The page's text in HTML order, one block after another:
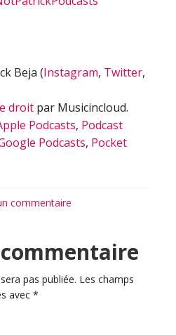
Beja (Instagram, Twitter,
droit par Musicincloud.
Podcasts, Podcast
Podcasts, Pocket
commentaire
pas publiée. Les champs
avec *